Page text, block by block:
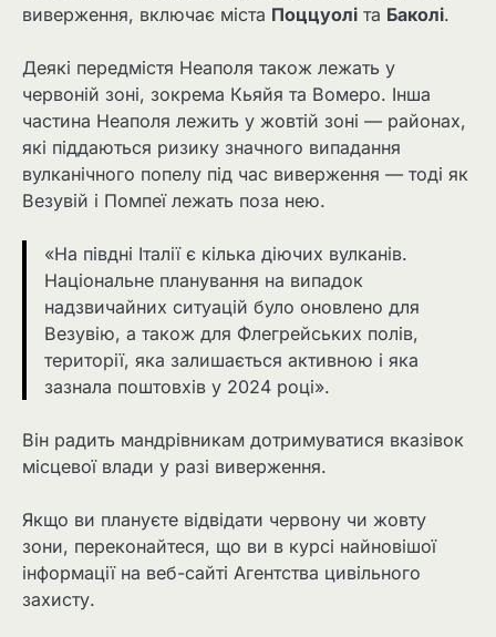
виверження, включає міста Поццуолі та Баколі.
Деякі передмістя Неаполя також лежать у
червоній зоні, зокрема Кьяйя та Вомеро. Інша
частина Неаполя лежить у жовтій зоні — районах,
які піддаються ризику значного випадання
вулканічного попелу під час виверження — тоді як
Везувій і Помпеї лежать поза нею.
«На півдні Італії є кілька діючих вулканів.
Національне планування на випадок
надзвичайних ситуацій було оновлено для
Везувію, а також для Флегрейських полів,
території, яка залишається активною і яка
зазнала поштовхів у 2024 році».
Він радить мандрівникам дотримуватися вказівок
місцевої влади у разі виверження.
Якщо ви плануєте відвідати червону чи жовту
зони, переконайтеся, що ви в курсі найновішої
інформації на веб-сайті Агентства цивільного
захисту.